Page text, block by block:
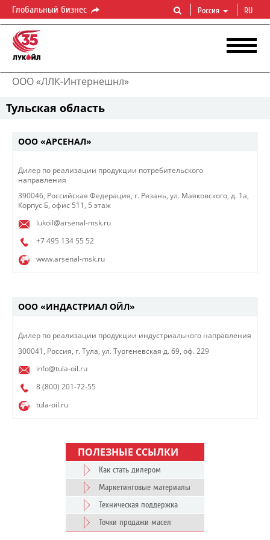
Глобальный бизнес Россия RU
ООО «ЛЛК-Интернешнл»
Тульская область
ООО «АРСЕНАЛ»​
Дилер по реализации продукции потребительского
направления ​
390046, Российская Федерация, г. Рязань, ул. Маяковского, д. 1а,
Корпус Б, офис 511, 5 этаж
lukoil@arsenal-msk.ru
+7 495 134 55 52
www.arsenal-msk.ru
ООО «ИНДАСТРИАЛ ОЙЛ»
​Дилер по реализации продукции индустриального направления​
300041, Россия, г. Тула, ул. Тургеневская д. 69, оф. 229
info@tula-oil.ru
8 (800) 201-72-55
tula-oil.ru
ПОЛЕЗНЫЕ ССЫЛКИ
Как стать дилером
Маркетинговые материалы
Техническая поддержка
Точки продажи масел